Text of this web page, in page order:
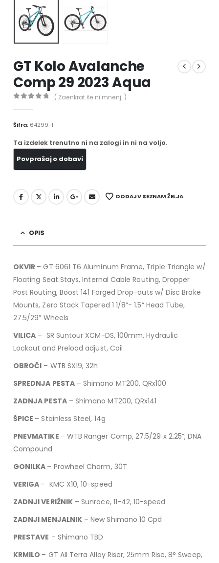
GT Kolo Avalanche
Comp 29 2023 Aqua
( Zaenkrat še ni mnenj. )
Šifra: 64299-1
Ta izdelek trenutno ni na zalogi in ni na voljo.
DODAJ V SEZNAM ŽELJA
OPIS
OKVIR – GT 6061 T6 Aluminum Frame, Triple Triangle w/
Floating Seat Stays, Internal Cable Routing, Dropper
Post Routing, Boost 141 Forged Drop-outs w/ Disc Brake
Mounts, Zero Stack Tapered 1 1/8”- 1.5” Head Tube,
27.5/29” Wheels
VILICA – SR Suntour XCM-DS, 100mm, Hydraulic
Lockout and Preload adjust, Coil
OBROČI – WTB SX19, 32h
SPREDNJA PESTA– Shimano MT200, QRx100
ZADNJA PESTA– Shimano MT200, QRx141
ŠPICE – Stainless Steel, 14g
PNEVMATIKE – WTB Ranger Comp, 27.5/29 x 2.25”, DNA
Compound
GONILKA – Prowheel Charm, 30T
VERIGA – KMC X10, 10-speed
ZADNJI VERIŽNIK– Sunrace, 11-42, 10-speed
ZADNJI MENJALNIK – New Shimano 10 Cpd
PRESTAVE – Shimano TBD
KRMILO – GT All Terra Alloy Riser, 25mm Rise, 8° Sweep,